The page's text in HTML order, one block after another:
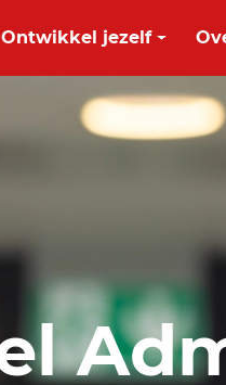
Ontwikkel jezelf